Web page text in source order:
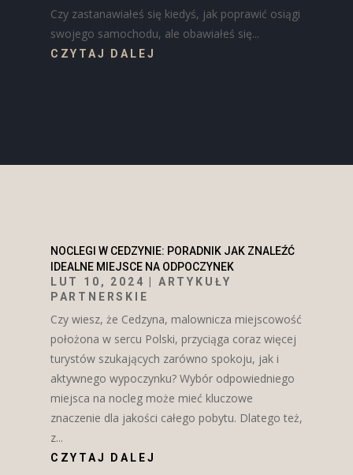
Czy zastanawiałeś się kiedyś, jak poprawić osiągi
swojego samochodu, ale obawiałeś się...
CZYTAJ DALEJ
NOCLEGI W CEDZYNIE: PORADNIK JAK ZNALEŹĆ
IDEALNE MIEJSCE NA ODPOCZYNEK
LUT 10, 2024
ARTYKUŁY
PARTNERSKIE
Czy wiesz, że Cedzyna, malownicza miejscowość
położona w sercu Polski, przyciąga coraz więcej
turystów szukających zarówno spokoju, jak i
aktywnego wypoczynku? Wybór odpowiedniego
miejsca na nocleg może mieć kluczowe
znaczenie dla jakości całego pobytu. Dlatego też,
z...
CZYTAJ DALEJ